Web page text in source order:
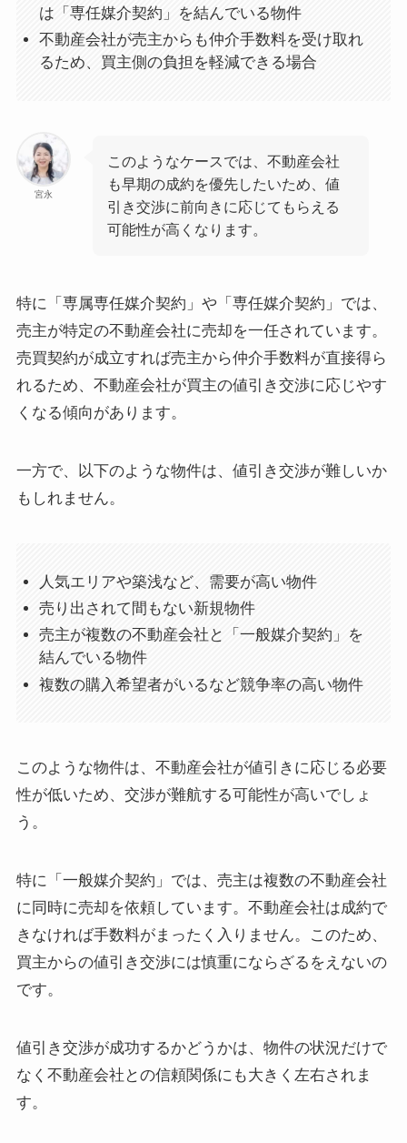
は「専任媒介契約」を結んでいる物件
不動産会社が売主からも仲介手数料を受け取れ
るため、買主側の負担を軽減できる場合
宮永
このようなケースでは、不動産会社
も早期の成約を優先したいため、値
引き交渉に前向きに応じてもらえる
可能性が高くなります。
特に「専属専任媒介契約」や「専任媒介契約」では、
売主が特定の不動産会社に売却を一任されています。
売買契約が成立すれば売主から仲介手数料が直接得ら
れるため、不動産会社が買主の値引き交渉に応じやす
くなる傾向があります。
一方で、以下のような物件は、値引き交渉が難しいか
もしれません。
人気エリアや築浅など、需要が高い物件
売り出されて間もない新規物件
売主が複数の不動産会社と「一般媒介契約」を
結んでいる物件
複数の購入希望者がいるなど競争率の高い物件
このような物件は、不動産会社が値引きに応じる必要
性が低いため、交渉が難航する可能性が高いでしょ
う。
特に「一般媒介契約」では、売主は複数の不動産会社
に同時に売却を依頼しています。不動産会社は成約で
きなければ手数料がまったく入りません。このため、
買主からの値引き交渉には慎重にならざるをえないの
です。
値引き交渉が成功するかどうかは、物件の状況だけで
なく不動産会社との信頼関係にも大きく左右されま
す。